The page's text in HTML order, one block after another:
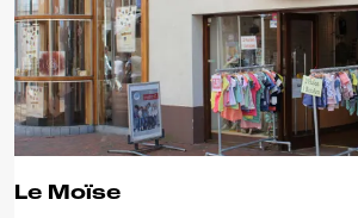
e
M
a
t
r
a
sLe Moïse